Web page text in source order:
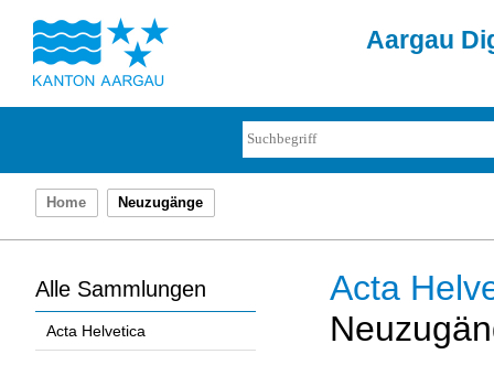
Aargau
Home Neuzugänge
Alle Sammlungen
Acta Helvetica
Acta